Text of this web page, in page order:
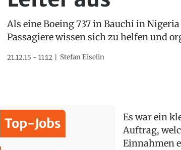
Als eine Boeing 737 in Bauchi in
Passagiere wissen sich zu helfen und
21.12.15 - 11:12 Stefan Eiselin
Top-Jobs
Es war ein
Auftrag,
Einnahmen